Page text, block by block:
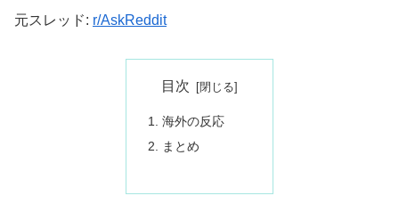
元スレッド: r/AskReddit
目次
海外の反応
まとめ